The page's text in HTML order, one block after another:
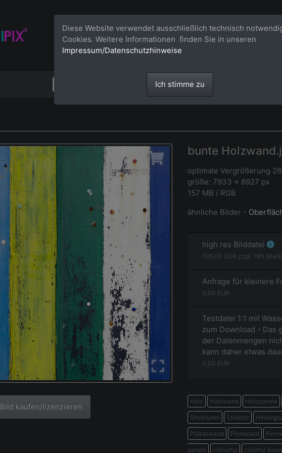
Bildagentur für großformatige
Großformatige Bilder - über 100 Meter große 'largeformat' Fotos im
Bild kaufen/lizenzieren
bunte
optimale Vergrößerung
größe: 7933 x 6927 px
157 MB / RGB
ähnliche Bilder -
high res Bilddatei
100,00 EUR zzgl. 19%
Anfrage für kleinere
0,00 EUR
Testdatei 1:1 mit
zum Download - Das
der Datenmengen
kann daher etwas
0,00 EUR
Holz Holzwand Holzpanele
Strukturen Struktur
Plakatwand Pinnboard
panels colourful colorful wood
Diese Website verwendet ausschließlich technisch
Cookies. Weitere Informationen finden Sie in unseren
Impressum/Datenschutzhinweise
Ich stimme zu